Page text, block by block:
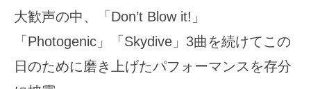
大歓声の中、「Don’t Blow it!」
「Photogenic」「Skydive」3曲を続けてこの
日のために磨き上げたパフォーマンスを存分